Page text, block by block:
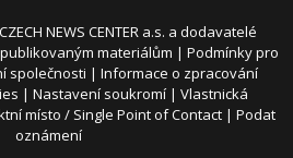
NEWS CENTER a.s. a dodavatelé
materiálům | Podmínky pro
společnosti | Informace o zpracování
| Nastavení soukromí | Vlastnická
místo / Single Point of Contact | Podat
oznámení